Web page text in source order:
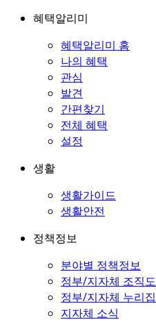
혜택알리미
혜택알리미 홈
나의 혜택
관심
발견
간편찾기
전체 혜택
설정
생활
생활가이드
생활안전
정책정보
분야별 정책정보
정부/지자체 조직도
정부/지자체 누리집
지자체 소식